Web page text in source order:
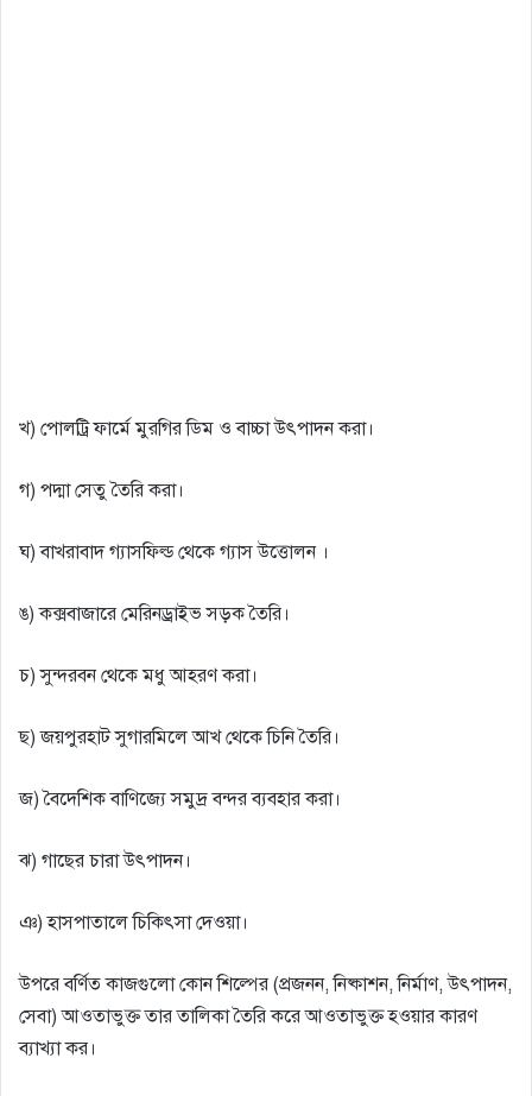
খ) পােলট্রি ফার্মে মুরগির ডিম ও বাচ্চা উৎপাদন করা।
গ) পদ্মা সেতু তৈরি করা।
ঘ) বাখরাবাদ গ্যাসফিল্ড থেকে গ্যাস উত্তোলন ।
ঙ) কক্সবাজারে মেরিনড্রাইভ সড়ক তৈরি।
চ) সুন্দরবন থেকে মধু আহরণ করা।
ছ) জয়পুরহাট সুগারমিলে আখ থেকে চিনি তৈরি।
জ) বৈদেশিক বাণিজ্যে সমুদ্র বন্দর ব্যবহার করা।
ঝ) গাছের চারা উৎপাদন।
ঞ) হাসপাতালে চিকিৎসা দেওয়া।
উপরে বর্ণিত কাজগুলাে কোন শিল্পের (প্রজনন, নিষ্কাশন, নির্মাণ, উৎপাদন,
সেবা) আওতাভুক্ত তার তালিকা তৈরি করে আওতাভুক্ত হওয়ার কারণ
ব্যাখ্যা কর।